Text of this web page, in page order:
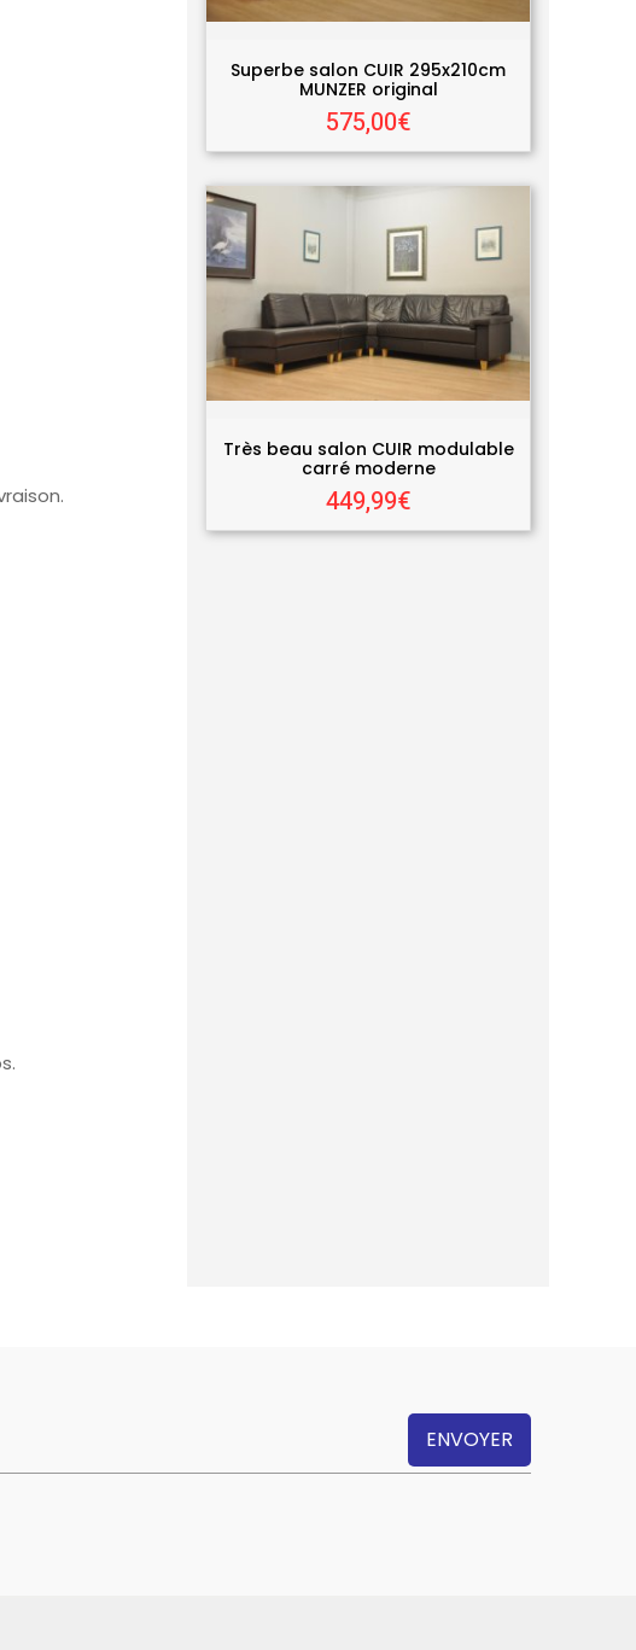
Superbe salon CUIR 295x210cm
MUNZER original
575,00€
Très beau salon CUIR modulable
carré moderne
449,99€
ENVOYER